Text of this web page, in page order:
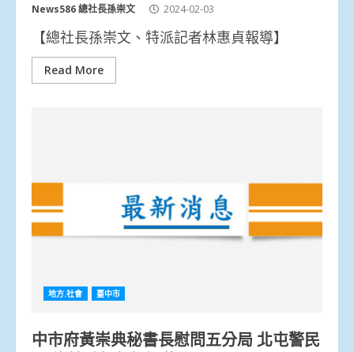
News586 總社長孫崇文 2024-02-03
【總社長孫崇文、特派記者林惠貞報導】
Read More
地方.社會 臺中市
中市府黃崇典秘書長慰問五分局 北屯警民